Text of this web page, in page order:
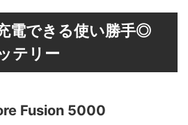
電できる使い勝手◎
テリー
Fusion 5000